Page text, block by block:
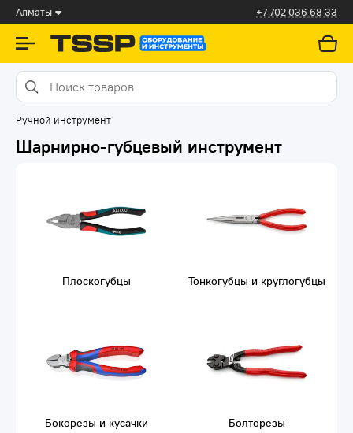
Алматы +7 702 036 68 33
Ручной инструмент
Шарнирно-губцевый инструмент
Плоскогубцы Тонкогубцы и круглогубцы
Бокорезы и кусачки Болторезы